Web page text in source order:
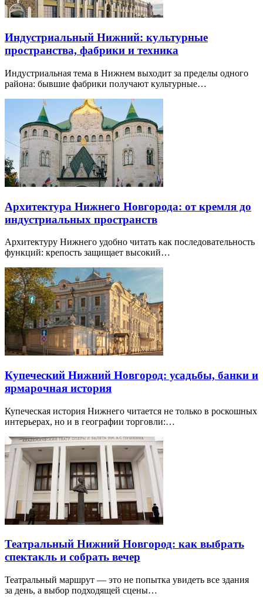
Индустриальный Нижний: культурные
пространства, фабрики и техника
Индустриальная тема в Нижнем выходит за пределы одного
района: бывшие фабрики получают культурные…
Архитектура Нижнего Новгорода: от кремля до
индустриальных пространств
Архитектуру Нижнего удобно читать как последовательность
функций: крепость защищает высокий…
Купеческий Нижний Новгород: усадьбы, банки и
ярмарочная история
Купеческая история Нижнего читается не только в роскошных
интерьерах, но и в географии торговли:…
Театральный Нижний Новгород: как выбрать
спектакль и собрать вечер
Театральный маршрут — это не попытка увидеть все здания
за день, а выбор подходящей сцены…